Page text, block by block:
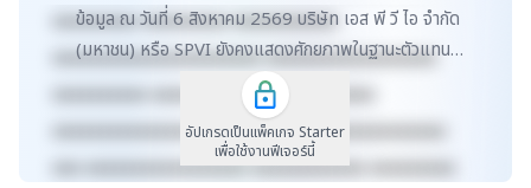
xxxxxxxxx xxxxxxxxx xxxxxxxxxxx
xxxxxxxxxxxxxxxxxxxxxx xxxxxxxxxxxxxxxxxx
xxxxxxxxxx xxxxxxxxxxxxx xxxxxxxxxx
xxxxxxxxxxxxxxxxxxxxxxxxxx xxxxxxxxxxxxxxx
xxx xxxxxxxxxxxxxxxxx xxxxxxxxxxxx xxxxxxxxx
ข้อมูล ณ วันที่ 6 สิงหาคม 2569 บริษัท เอส พี วี ไอ จำกัด
(มหาชน) หรือ SPVI ยังคงแสดงศักยภาพในฐานะตัวแทน
จำหน่ายผลิตภัณฑ์ Apple และบริการหลังการขายที่คร...
อัปเกรดเป็นแพ็คเกจ Starter
เพื่อใช้งานฟีเจอร์นี้